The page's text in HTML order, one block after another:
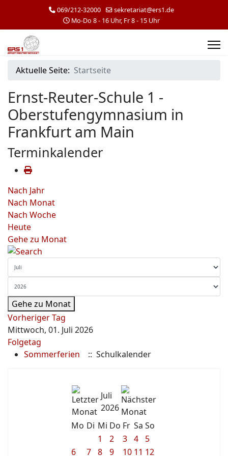
069/212-32000
sekretariat@ers1.de
Mo-Do 8 - 16 Uhr, Fr 8 - 15 Uhr
Aktuelle Seite: Startseite
Ernst-Reuter-Schule 1 -
Oberstufengymnasium in
Frankfurt am Main
Terminkalender
Nach Jahr
Nach Monat
Nach Woche
Heute
Gehe zu Monat
Gehe zu Monat
Vorheriger Tag
Mittwoch, 01. Juli 2026
Folgetag
Sommerferien
:: Schulkalender
Juli
2026
Mo Di Mi Do Fr Sa So
1
2 3 4
5
6
7 8 9 10 11 12